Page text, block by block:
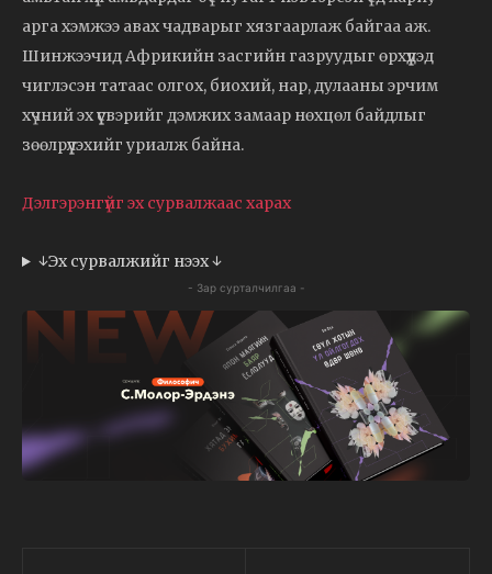
арга хэмжээ авах чадварыг хязгаарлаж байгаа аж.
Шинжээчид Африкийн засгийн газруудыг өрхүүдэд
чиглэсэн татаас олгох, биохий, нар, дулааны эрчим
хүчний эх үүсвэрийг дэмжих замаар нөхцөл байдлыг
зөөлрүүлэхийг уриалж байна.
Дэлгэрэнгүйг эх сурвалжаас харах
↓Эх сурвалжийг нээх ↓
- Зар сурталчилгаа -